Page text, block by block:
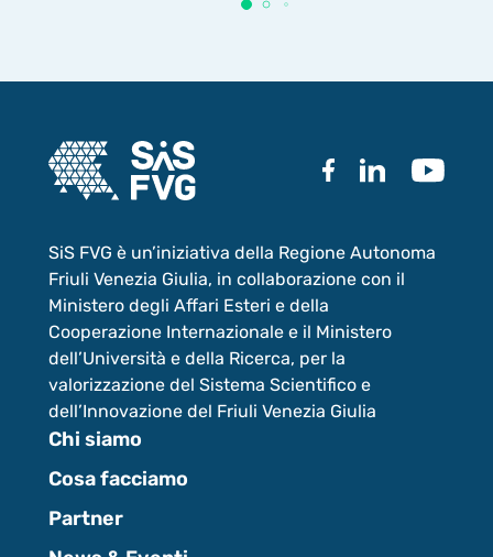
SiS FVG è un’iniziativa della Regione Autonoma
Friuli Venezia Giulia, in collaborazione con il
Ministero degli Affari Esteri e della
Cooperazione Internazionale e il Ministero
dell’Università e della Ricerca, per la
valorizzazione del Sistema Scientifico e
dell’Innovazione del Friuli Venezia Giulia
Chi siamo
Cosa facciamo
Partner